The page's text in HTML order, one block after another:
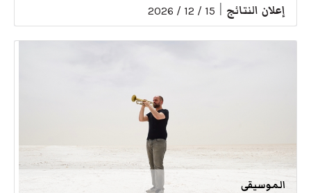
إعلان النتائج 15 / 12 / 2026
الموسيقى